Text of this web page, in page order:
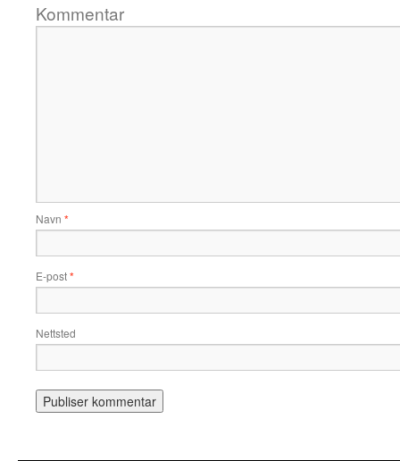
Kommentar
Navn *
E-post*
Nettsted